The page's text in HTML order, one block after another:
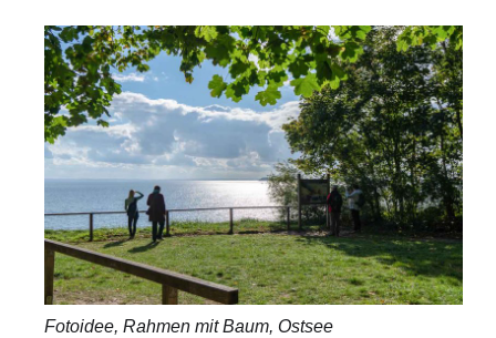
Fotoidee, Rahmen mit Baum, Ostsee